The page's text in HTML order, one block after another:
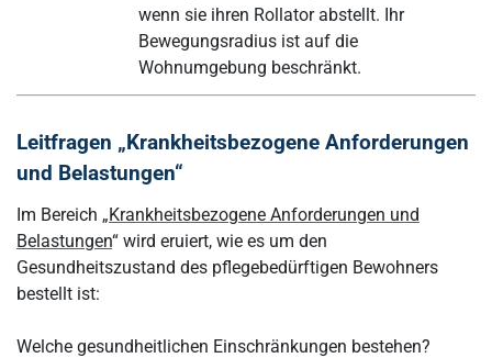
wenn sie ihren Rollator abstellt. Ihr
Bewegungsradius ist auf die
Wohnumgebung beschränkt.
Leitfragen „Krankheitsbezogene Anforderungen
und Belastungen“
Im Bereich „Krankheitsbezogene Anforderungen und
Belastungen“ wird eruiert, wie es um den
Gesundheitszustand des pflegebedürftigen Bewohners
bestellt ist:
Welche gesundheitlichen Einschränkungen bestehen?